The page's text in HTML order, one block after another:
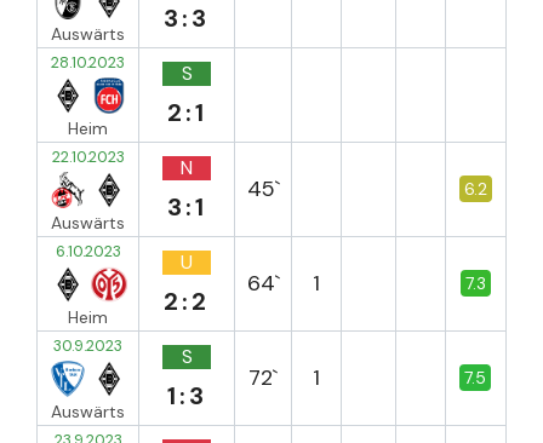
Auswärts 3:3
28.10.2023
Heim
S
2:1
22.10.2023
Auswärts
N
3:1
45` 6.2
6.10.2023
Heim
U
2:2
64` 1 7.3
30.9.2023
Auswärts
S
1:3
72` 1 7.5